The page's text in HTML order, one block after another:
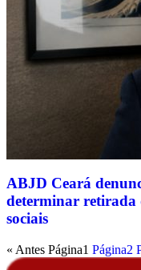
ABJD Ceará
determinar retirada
sociais
« Antes Página1 Página2